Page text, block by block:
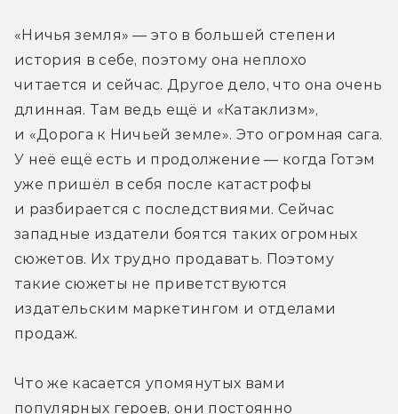
«Ничья земля» — это в большей степени
история в себе, поэтому она неплохо
читается и сейчас. Другое дело, что она очень
длинная. Там ведь ещё и «Катаклизм»,
и «Дорога к Ничьей земле». Это огромная сага.
У неё ещё есть и продолжение — когда Готэм
уже пришёл в себя после катастрофы
и разбирается с последствиями. Сейчас
западные издатели боятся таких огромных
сюжетов. Их трудно продавать. Поэтому
такие сюжеты не приветствуются
издательским маркетингом и отделами
продаж.
Что же касается упомянутых вами
популярных героев, они постоянно